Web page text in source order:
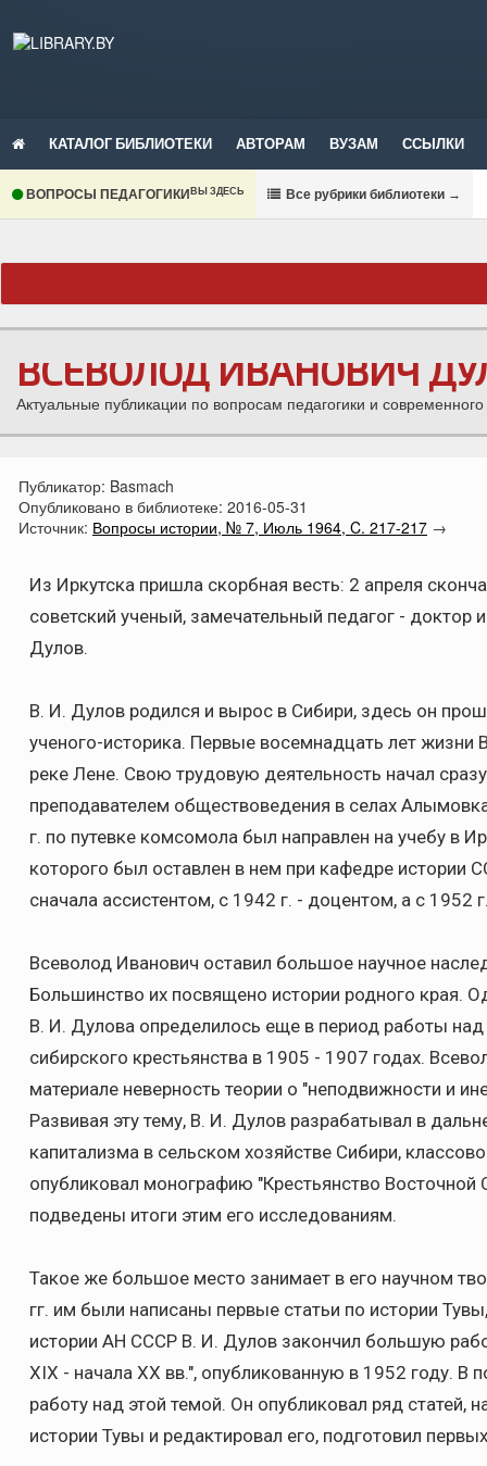
КАТАЛОГ БИБЛИОТЕКИ АВТОРАМ ВУЗАМ ССЫЛКИ
ВОПРОСЫ ПЕДАГОГИКИВЫ ЗДЕСЬ Все рубрики библиотеки →
ВСЕВОЛОД ИВАНОВИЧ
Актуальные публикации по вопросам педагогики и
Публикатор: Basmach
Опубликовано в библиотеке: 2016-05-31
Источник: Вопросы истории, № 7, Июль 1964, C. 217-217 →
Из Иркутска пришла скорбная весть: 2 апреля
советский ученый, замечательный педагог -
Дулов.
В. И. Дулов родился и вырос в Сибири, здесь он
ученого-историка. Первые восемнадцать лет жизни
реке Лене. Свою трудовую деятельность начал
преподавателем обществоведения в селах
г. по путевке комсомола был направлен на учебу в
которого был оставлен в нем при кафедре истории
сначала ассистентом, с 1942 г. - доцентом, а с
Всеволод Иванович оставил большое научное
Большинство их посвящено истории родного края.
В. И. Дулова определилось еще в период работы
сибирского крестьянства в 1905 - 1907 годах.
материале неверность теории о "неподвижности и
Развивая эту тему, В. И. Дулов разрабатывал в
капитализма в сельском хозяйстве Сибири,
опубликовал монографию "Крестьянство
подведены итоги этим его исследованиям.
Такое же большое место занимает в его научном
гг. им были написаны первые статьи по истории
истории АН СССР В. И. Дулов закончил большую
XIX - начала XX вв.", опубликованную в 1952 году.
работу над этой темой. Он опубликовал ряд статей,
истории Тувы и редактировал его, подготовил